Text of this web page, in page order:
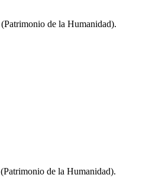
(Patrimonio de la Humanidad).
(Patrimonio de la Humanidad).